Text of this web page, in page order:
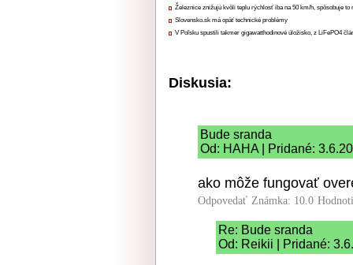
Železnice znižujú kvôli teplu rýchlosť iba na 50 km/h, spôsobuje to
Slovensko.sk má opäť technické problémy
V Poľsku spustili takmer gigawatthodinové úložisko, z LiFePO4
Diskusia:
Bude sranda
Od: HAHA | Pridané:
ako môže fungovať
Odpovedať Známka: 10.0
Re: Bude sranda
Od: Reikii | Pridané: